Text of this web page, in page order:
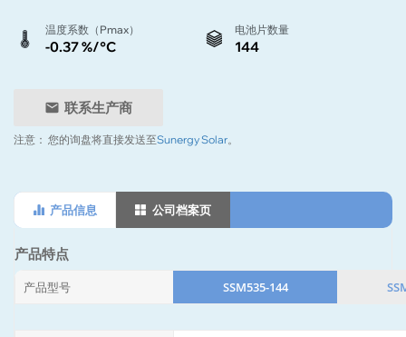
温度系数（Pmax）
-0.37 %/°C
电池片数量
144
联系生产商
注意： 您的询盘将直接发送至Sunergy Solar。
产品信息 公司档案页
产品特点
产品型号 SSM535-144